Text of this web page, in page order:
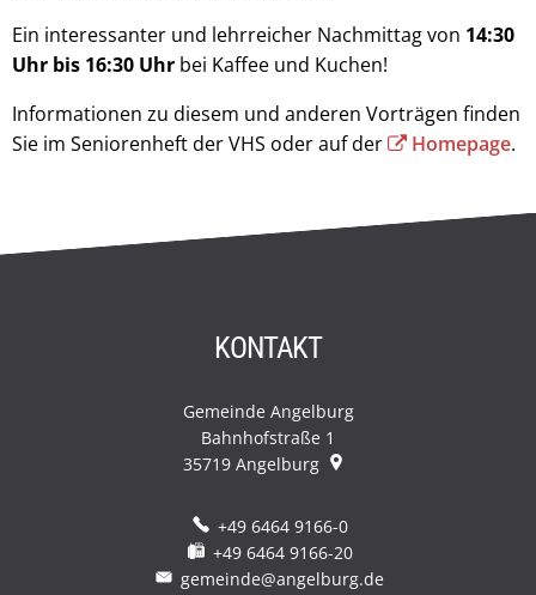
Ein interessanter und lehrreicher Nachmittag von 14:30
Uhr bis 16:30 Uhr bei Kaffee und Kuchen!
Informationen zu diesem und anderen Vorträgen finden
Sie im Seniorenheft der VHS oder auf der
Homepage.
KONTAKT
Gemeinde Angelburg
Bahnhofstraße 1
35719 Angelburg
+49 6464 9166-0
+49 6464 9166-20
gemeinde@angelburg.de